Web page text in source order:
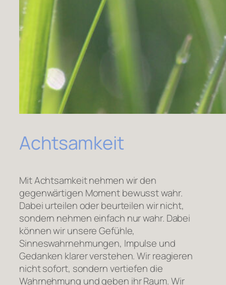
Achtsamkeit
Mit Achtsamkeit nehmen wir den
gegenwärtigen Moment bewusst wahr.
Dabei urteilen oder beurteilen wir nicht,
sondern nehmen einfach nur wahr. Dabei
können wir unsere Gefühle,
Sinneswahrnehmungen, Impulse und
Gedanken klarer verstehen. Wir reagieren
nicht sofort, sondern vertiefen die
Wahrnehmung und geben ihr Raum. Wir